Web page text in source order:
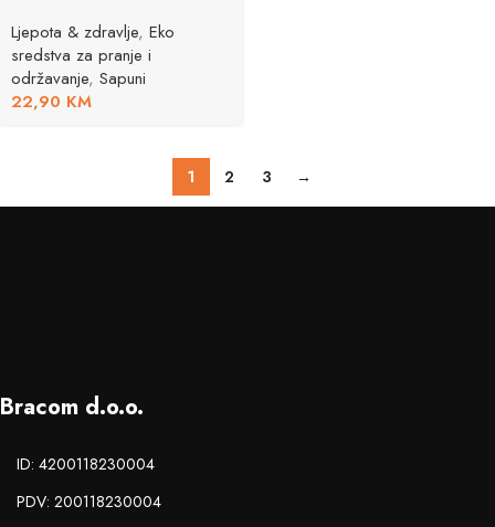
Ljepota & zdravlje, Eko
sredstva za pranje i
održavanje, Sapuni
22,90 KM
1 2 3 →
Bracom d.o.o.
ID: 4200118230004
PDV: 200118230004